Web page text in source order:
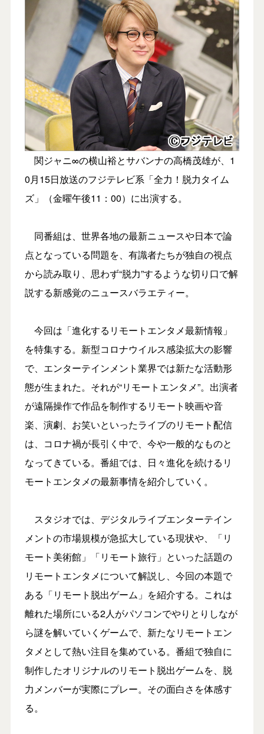
関ジャニ∞の横山裕とサバンナの高橋茂雄が、1
0月15日放送のフジテレビ系「全力！脱力タイム
ズ」（金曜午後11：00）に出演する。
同番組は、世界各地の最新ニュースや日本で論
点となっている問題を、有識者たちが独自の視点
から読み取り、思わず“脱力”するような切り口で解
説する新感覚のニュースバラエティー。
今回は「進化するリモートエンタメ最新情報」
を特集する。新型コロナウイルス感染拡大の影響
で、エンターテインメント業界では新たな活動形
態が生まれた。それが“リモートエンタメ”。出演者
が遠隔操作で作品を制作するリモート映画や音
楽、演劇、お笑いといったライブのリモート配信
は、コロナ禍が長引く中で、今や一般的なものと
なってきている。番組では、日々進化を続けるリ
モートエンタメの最新事情を紹介していく。
スタジオでは、デジタルライブエンターテイン
メントの市場規模が急拡大している現状や、「リ
モート美術館」「リモート旅行」といった話題の
リモートエンタメについて解説し、今回の本題で
ある「リモート脱出ゲーム」を紹介する。これは
離れた場所にいる2人がパソコンでやりとりしなが
ら謎を解いていくゲームで、新たなリモートエン
タメとして熱い注目を集めている。番組で独自に
制作したオリジナルのリモート脱出ゲームを、脱
力メンバーが実際にプレー。その面白さを体感す
る。